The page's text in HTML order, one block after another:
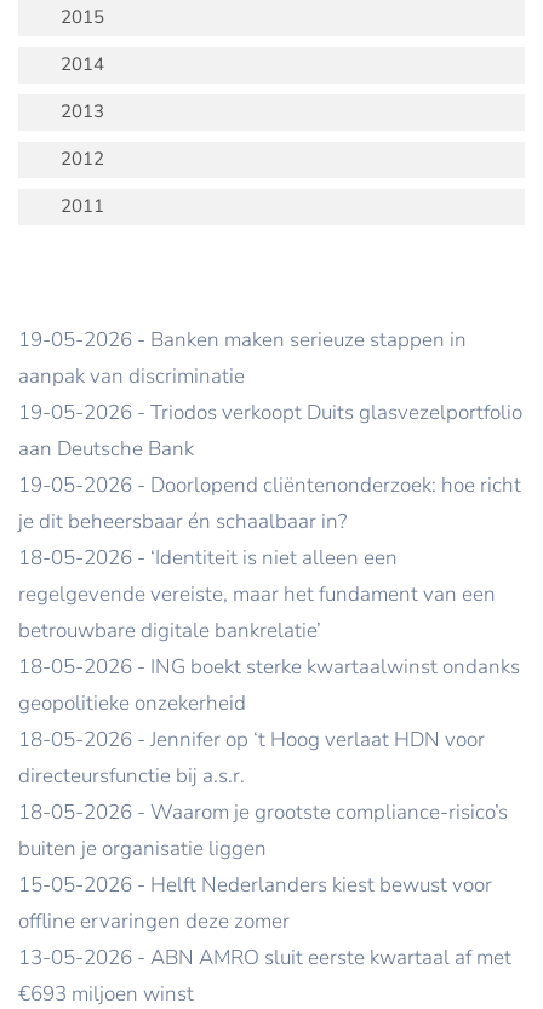
2015
2014
2013
2012
2011
19-05-2026 - Banken maken serieuze stappen in
aanpak van discriminatie
19-05-2026 - Triodos verkoopt Duits glasvezelportfolio
aan Deutsche Bank
19-05-2026 - Doorlopend cliëntenonderzoek: hoe richt
je dit beheersbaar én schaalbaar in?
18-05-2026 - ‘Identiteit is niet alleen een
regelgevende vereiste, maar het fundament van een
betrouwbare digitale bankrelatie’
18-05-2026 - ING boekt sterke kwartaalwinst ondanks
geopolitieke onzekerheid
18-05-2026 - Jennifer op ‘t Hoog verlaat HDN voor
directeursfunctie bij a.s.r.
18-05-2026 - Waarom je grootste compliance-risico’s
buiten je organisatie liggen
15-05-2026 - Helft Nederlanders kiest bewust voor
offline ervaringen deze zomer
13-05-2026 - ABN AMRO sluit eerste kwartaal af met
€693 miljoen winst